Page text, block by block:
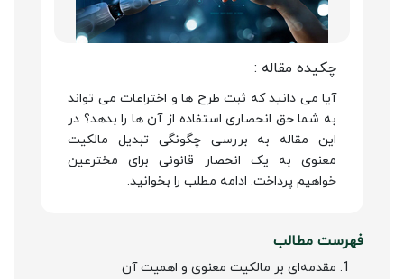
چکیده مقاله :
آیا می دانید که ثبت طرح ها و اختراعات می تواند
به شما حق انحصاری استفاده از آن ها را بدهد؟ در
این مقاله به بررسی چگونگی تبدیل مالکیت
معنوی به یک انحصار قانونی برای مخترعین
خواهیم پرداخت. ادامه مطلب را بخوانید.
فهرست مطالب
مقدمه‌ای بر مالکیت معنوی و اهمیت آن